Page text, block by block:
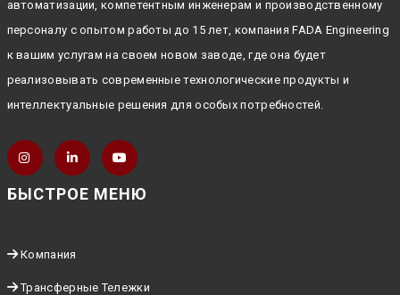
автоматизации, компетентным инженерам и производственному
персоналу с опытом работы до 15 лет, компания FADA Engineering
к вашим услугам на своем новом заводе, где она будет
реализовывать современные технологические продукты и
интеллектуальные решения для особых потребностей.
БЫСТРОЕ МЕНЮ
Компания
Трансферные Тележки